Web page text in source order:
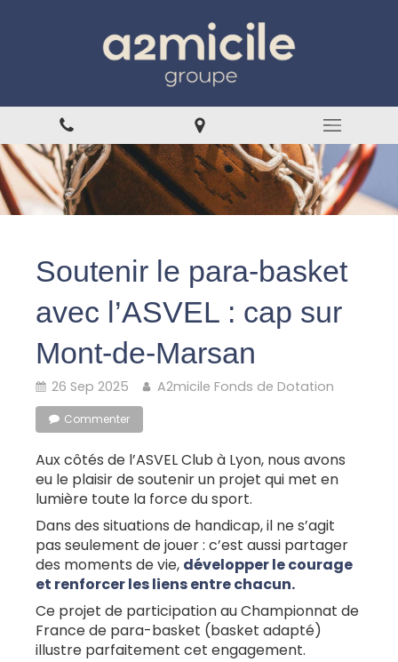
Soutenir le para-basket
avec l’ASVEL : cap sur
Mont-de-Marsan
26 Sep 2025 A2micile Fonds de Dotation
Commenter
Aux côtés de l’ASVEL Club à Lyon, nous avons
eu le plaisir de soutenir un projet qui met en
lumière toute la force du sport.
Dans des situations de handicap, il ne s’agit
pas seulement de jouer : c’est aussi partager
des moments de vie, développer le courage
et renforcer les liens entre chacun.
Ce projet de participation au Championnat de
France de para-basket (basket adapté)
illustre parfaitement cet engagement.